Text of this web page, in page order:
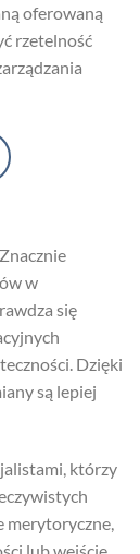
oferowaną
rzetelność
w
się
Dzięki
są lepiej
którzy
merytoryczne,
lub wejście